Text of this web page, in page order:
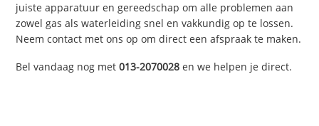
juiste apparatuur en gereedschap om alle problemen aan
zowel gas als waterleiding snel en vakkundig op te lossen.
Neem contact met ons op om direct een afspraak te maken.
Bel vandaag nog met013-2070028 en we helpen je direct.